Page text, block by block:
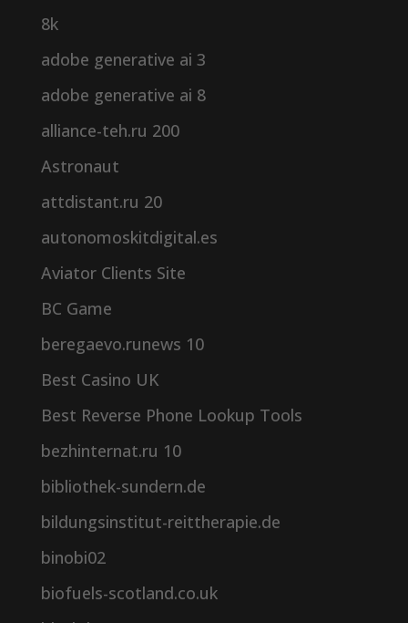
8k
adobe generative ai 3
adobe generative ai 8
alliance-teh.ru 200
Astronaut
attdistant.ru 20
autonomoskitdigital.es
Aviator Clients Site
BC Game
beregaevo.runews 10
Best Casino UK
Best Reverse Phone Lookup Tools
bezhinternat.ru 10
bibliothek-sundern.de
bildungsinstitut-reittherapie.de
binobi02
biofuels-scotland.co.uk